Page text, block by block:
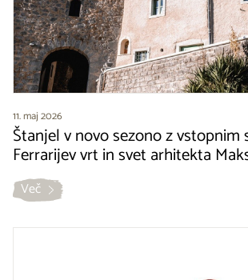
11. maj 2026
Štanjel v novo sezono z vstopnim
Ferrarijev vrt in svet arhitekta
Več